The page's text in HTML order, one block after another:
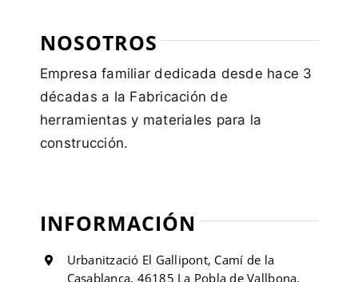
NOSOTROS
Empresa familiar dedicada desde hace 3
décadas a la Fabricación de
herramientas y materiales para la
construcción.
INFORMACIÓN
Urbanització El Gallipont, Camí de la
Casablanca, 46185 La Pobla de Vallbona,